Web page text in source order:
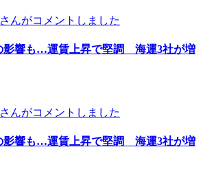
んがコメントしました
影響も…運賃上昇で堅調 海運3社が増
んがコメントしました
影響も…運賃上昇で堅調 海運3社が増